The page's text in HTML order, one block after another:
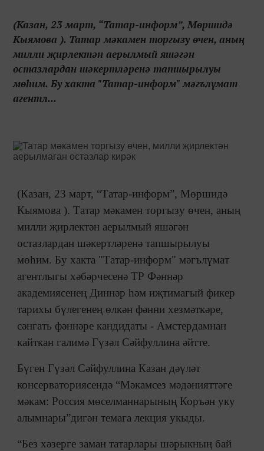
(Казан, 23 март, “Татар-информ”, Мөршидә
Кыямова ). Татар мәкамен торгызу өчен, аның
милли җирлектән аерылмый яшәгән
остазлардан шәкертләренә тапшырылуы
мөһим. Бу хакта "Татар-информ" мәгълүмат
агентл...
(Казан, 23 март, “Татар-информ”, Мөршидә
Кыямова ). Татар мәкамен торгызу өчен, аның
милли җирлектән аерылмый яшәгән
остазлардан шәкертләренә тапшырылуы
мөһим. Бу хакта "Татар-информ" мәгълүмат
агентлыгы хәбәрчесенә ТР Фәннәр
академиясенең Диннәр һәм иҗтимагый фикер
тарихы бүлегенең өлкән фәнни хезмәткәре,
сәнгать фәннәре кандидаты - Амстердамнан
кайткан галимә Гүзәл Сәйфуллина әйтте.
Бүген Гүзәл Сәйфуллина Казан дәүләт
консерваториясендә “Мәкамсез мәдәнияттәге
мәкам: Россия мөселманнарының Коръән уку
алымнары”дигән темага лекция укыды.
“Без хәзерге заман татарлары шәрыкның бай